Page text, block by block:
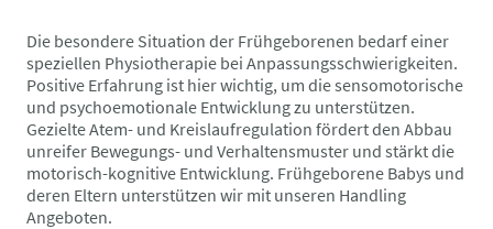
Die besondere Situation der Frühgeborenen bedarf einer
speziellen Physiotherapie bei Anpassungsschwierigkeiten.
Positive Erfahrung ist hier wichtig, um die sensomotorische
und psychoemotionale Entwicklung zu unterstützen.
Gezielte Atem- und Kreislaufregulation fördert den Abbau
unreifer Bewegungs- und Verhaltensmuster und stärkt die
motorisch-kognitive Entwicklung. Frühgeborene Babys und
deren Eltern unterstützen wir mit unseren Handling
Angeboten.